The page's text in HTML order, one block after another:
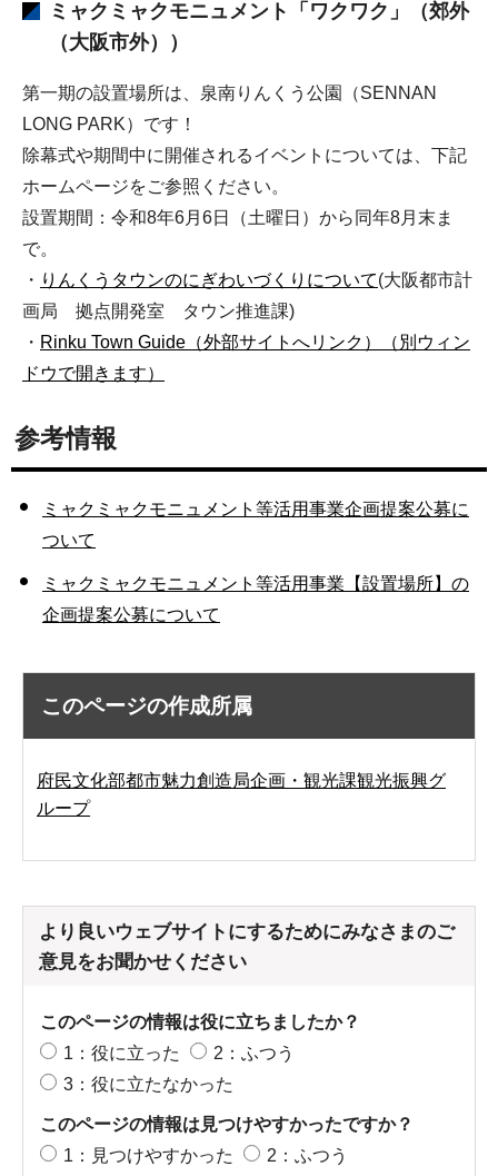
ミャクミャクモニュメント「ワクワク」（郊外
（大阪市外））
第一期の設置場所は、泉南りんくう公園（SENNAN
LONG PARK）です！
除幕式や期間中に開催されるイベントについては、下記
ホームページをご参照ください。
設置期間：令和8年6月6日（土曜日）から同年8月末ま
で。
・ りんくうタウンのにぎわいづくりについて(大阪都市計
画局 拠点開発室 タウン推進課)
・ Rinku Town Guide（外部サイトへリンク）（別ウィン
ドウで開きます）
参考情報
ミャクミャクモニュメント等活用事業企画提案公募に
ついて
ミャクミャクモニュメント等活用事業【設置場所】の
企画提案公募について
このページの作成所属
府民文化部都市魅力創造局企画・観光課観光振興グ
ループ
より良いウェブサイトにするためにみなさまのご
意見をお聞かせください
このページの情報は役に立ちましたか？
1：役に立った
2：ふつう
3：役に立たなかった
このページの情報は見つけやすかったですか？
1：見つけやすかった
2：ふつう